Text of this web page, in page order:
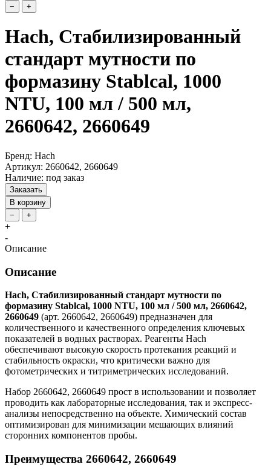
− +
Hach, Стабилизированный
стандарт мутности по
формазину Stablcal, 1000
NTU, 100 мл / 500 мл,
2660642, 2660649
Бренд: Hach
Артикул: 2660642, 2660649
Наличие: под заказ
Заказать
В корзину
−
+
+
-
Описание
Описание
Hach, Стабилизированный стандарт мутности по
формазину Stablcal, 1000 NTU, 100 мл / 500 мл, 2660642,
2660649 (арт. 2660642, 2660649) предназначен для
количественного и качественного определения ключевых
показателей в водных растворах. Реагенты Hach
обеспечивают высокую скорость протекания реакций и
стабильность окраски, что критически важно для
фотометрических и титриметрических исследований.
Набор 2660642, 2660649 прост в использовании и позволяет
проводить как лабораторные исследования, так и экспресс-
анализы непосредственно на объекте. Химический состав
оптимизирован для минимизации мешающих влияний
сторонних компонентов пробы.
Преимущества 2660642, 2660649